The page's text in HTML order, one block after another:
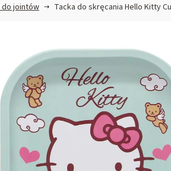
do jointów Tacka do skręcania Hello Kitty